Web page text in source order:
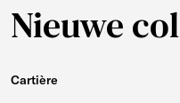
Nieuwe
Cartière